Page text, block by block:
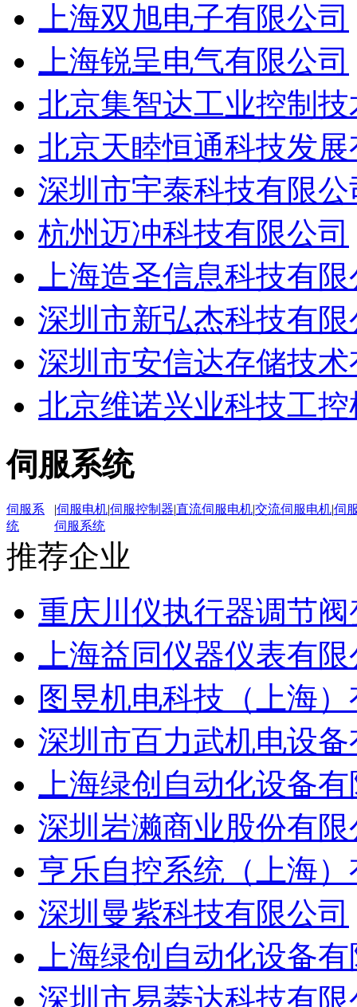
上海双旭电子有限公司
上海锐呈电气有限公司
北京集智达工业控制
北京天睦恒通科技发
深圳市宇泰科技有限公
杭州迈冲科技有限公司
上海造圣信息科技有
深圳市新弘杰科技有限
深圳市安信达存储技
北京维诺兴业科技工控
伺服系统
伺服系
统
|伺服电机|伺服控制器|直流伺服电机|交流伺服电机|伺
伺服系统
推荐企业
重庆川仪执行器调节
上海益同仪器仪表有
图昱机电科技（上海
深圳市百力武机电设
上海绿创自动化设备
深圳岩濑商业股份有限
亨乐自控系统（上海
深圳曼紫科技有限公司
上海绿创自动化设备
深圳市易菱达科技有限